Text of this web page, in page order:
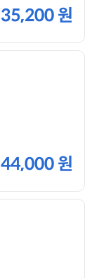
35,200 원
44,000 원